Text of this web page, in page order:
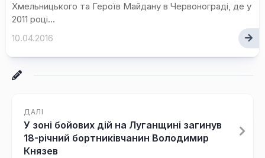
Хмельницького та Героїв Майдану в Червонограді, де у
2011 році...
10.04.2016
ДАЛІ
У зоні бойових дій на Луганщині загинув
18-річний бортниківчанин Володимир
Князев